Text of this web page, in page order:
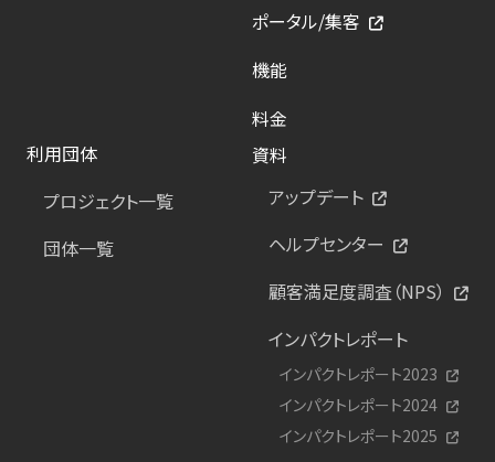
ポータル/集客
機能
料金
利用団体
プロジェクト一覧
団体一覧
資料
アップデート
ヘルプセンター
顧客満足度調査（NPS）
インパクトレポート
インパクトレポート2023
インパクトレポート2024
インパクトレポート2025